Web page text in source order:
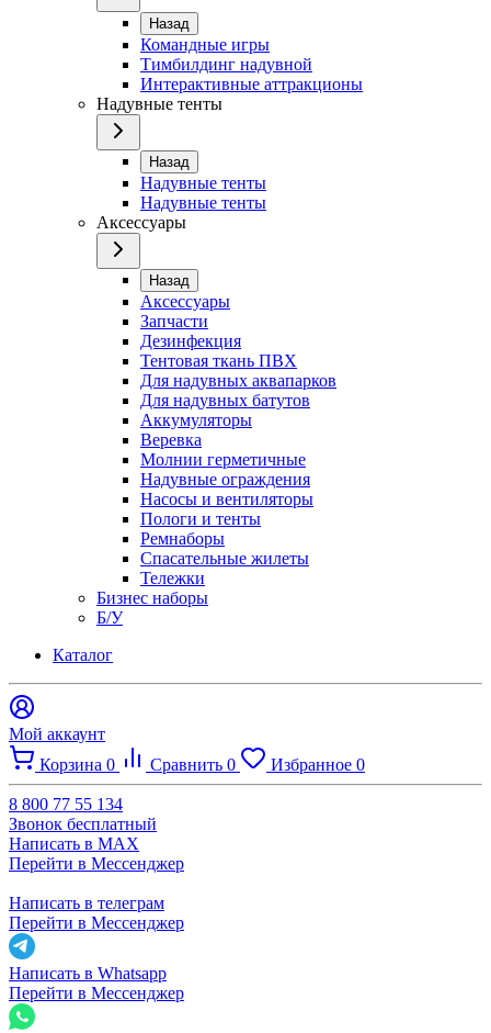
Назад
Командные игры
Тимбилдинг надувной
Интерактивные аттракционы
Надувные тенты
Назад
Надувные тенты
Надувные тенты
Аксессуары
Назад
Аксессуары
Запчасти
Дезинфекция
Тентовая ткань ПВХ
Для надувных аквапарков
Для надувных батутов
Аккумуляторы
Веревка
Молнии герметичные
Надувные ограждения
Насосы и вентиляторы
Пологи и тенты
Ремнаборы
Спасательные жилеты
Тележки
Бизнес наборы
Б/У
Каталог
Мой аккаунт
Корзина 0 Сравнить 0 Избранное 0
8 800 77 55 134
Звонок бесплатный
Написать в MAX
Перейти в Мессенджер
Написать в телеграм
Перейти в Мессенджер
Написать в Whatsapp
Перейти в Мессенджер